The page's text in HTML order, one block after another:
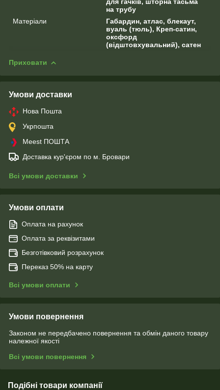
на трубу
Матеріали
Габардин, атлас, блекаут,
вуаль (тюль), Креп-сатин,
оксфорд
(відштовхувальний), сатен
Приховати
Умови доставки
Нова Пошта
Укрпошта
Meest ПОШТА
Доставка кур'єром по м. Бровари
Всі умови доставки
Умови оплати
Оплата на рахунок
Оплата за реквізитами
Безготівковий розрахунок
Переказ 50% на карту
Всі умови оплати
Умови повернення
Законом не передбачено повернення та обмін даного товару
належної якості
Всі умови повернення
Подібні товари компанії